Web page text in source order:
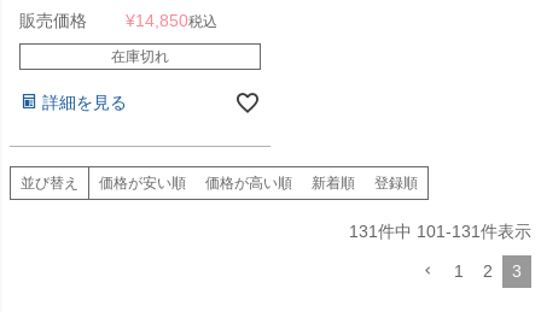
販売価格
¥14,850税込
在庫切れ
詳細を見る
並び替え 価格が安い順 価格が高い順 新着順 登録順
131件中 101-131件表示
1 2 3